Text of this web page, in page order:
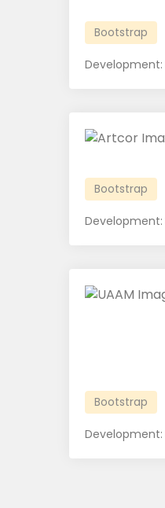
Bootstrap
Development:
Bootstrap
Development:
Bootstrap
Development: